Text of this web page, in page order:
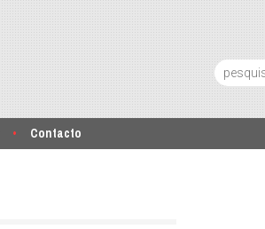
Contacto